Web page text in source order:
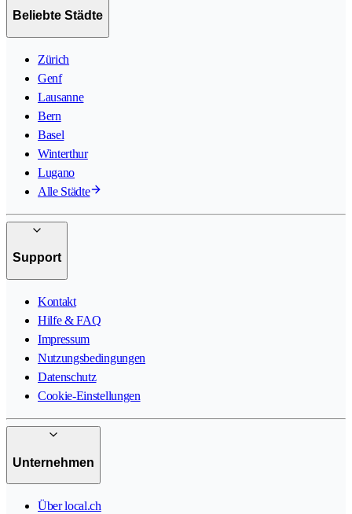
Beliebte Städte
Zürich
Genf
Lausanne
Bern
Basel
Winterthur
Lugano
Alle Städte
Support
Kontakt
Hilfe & FAQ
Impressum
Nutzungsbedingungen
Datenschutz
Cookie-Einstellungen
Unternehmen
Über local.ch